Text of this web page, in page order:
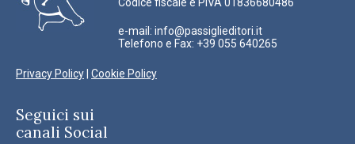
e-mail: info@passiglieditori.it
Telefono e Fax: +39 055 640265
Privacy Policy Cookie Policy
Seguici sui
canali Social